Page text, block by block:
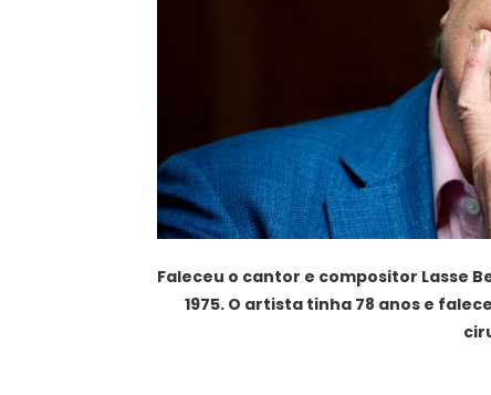
Faleceu o cantor e compositor Lasse
1975. O artista tinha 78 anos e